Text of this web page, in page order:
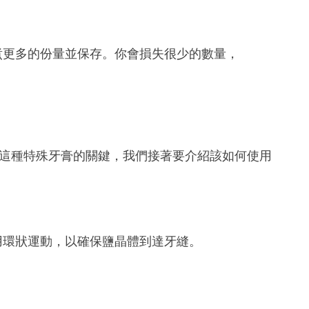
多的份量並保存。你會損失很少的數量，
種特殊牙膏的關鍵，我們接著要介紹該如何使用
狀運動，以確保鹽晶體到達牙縫。